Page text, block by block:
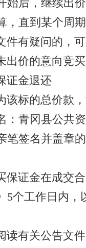
始后，继续出
，直到某个周
件有疑问的，
出价的意向竞
证金退还
该标的总价款
青冈县公共
笔签名并盖章
保证金在成交
5个工作日内
读有关公告文